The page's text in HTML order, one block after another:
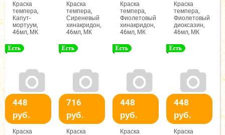
Краска
темпера,
Капут-
мортуум,
46мл, МК
Краска
темпера,
Сиреневый
хинакридон,
46мл, МК
Краска
темпера,
Фиолетовый
хинакридон,
46мл, МК
Краска
темпера,
Фиолетовый
диоксазин,
46мл, МК
448
руб.
Краска
716
руб.
Краска
448
руб.
Краска
448
руб.
Краска